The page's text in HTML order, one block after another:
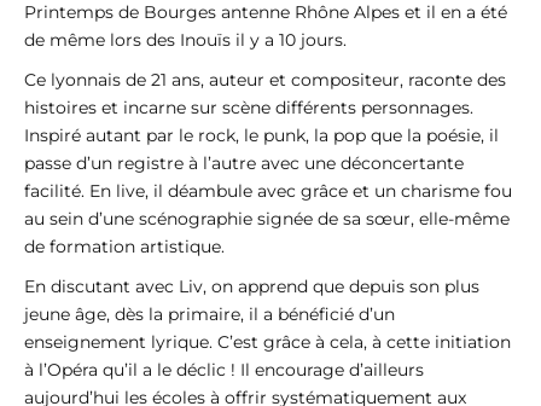
Printemps de Bourges antenne Rhône Alpes et il en a été
de même lors des Inouïs il y a 10 jours.
Ce lyonnais de 21 ans, auteur et compositeur, raconte des
histoires et incarne sur scène différents personnages.
Inspiré autant par le rock, le punk, la pop que la poésie, il
passe d’un registre à l’autre avec une déconcertante
facilité. En live, il déambule avec grâce et un charisme fou
au sein d’une scénographie signée de sa sœur, elle-même
de formation artistique.
En discutant avec Liv, on apprend que depuis son plus
jeune âge, dès la primaire, il a bénéficié d’un
enseignement lyrique. C’est grâce à cela, à cette initiation
à l’Opéra qu’il a le déclic ! Il encourage d’ailleurs
aujourd’hui les écoles à offrir systématiquement aux